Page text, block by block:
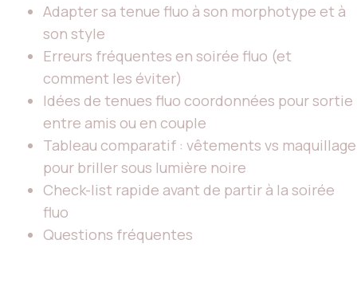
Adapter sa tenue fluo à son morphotype et à
son style
Erreurs fréquentes en soirée fluo (et
comment les éviter)
Idées de tenues fluo coordonnées pour sortie
entre amis ou en couple
Tableau comparatif : vêtements vs maquillage
pour briller sous lumière noire
Check-list rapide avant de partir à la soirée
fluo
Questions fréquentes